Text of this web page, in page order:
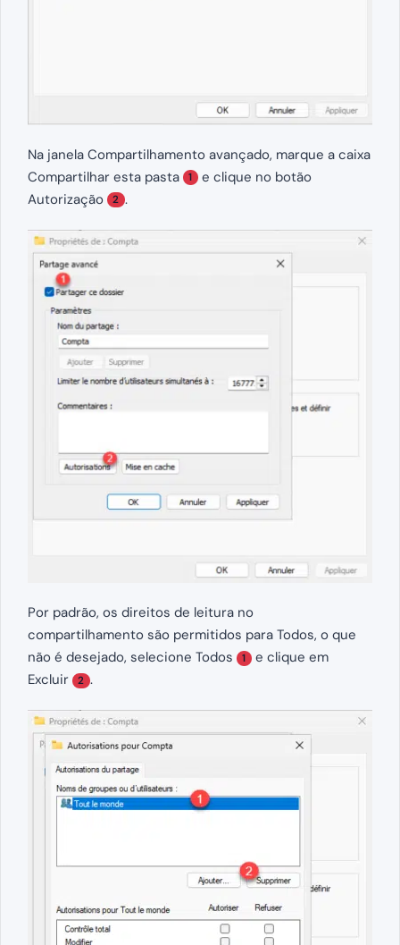
Na janela Compartilhamento avançado, marque a caixa
Compartilhar esta pasta
1 e clique no botão
Autorização
2 .
Por padrão, os direitos de leitura no
compartilhamento são permitidos para Todos, o que
não é desejado, selecione Todos
1 e clique em
Excluir
2 .